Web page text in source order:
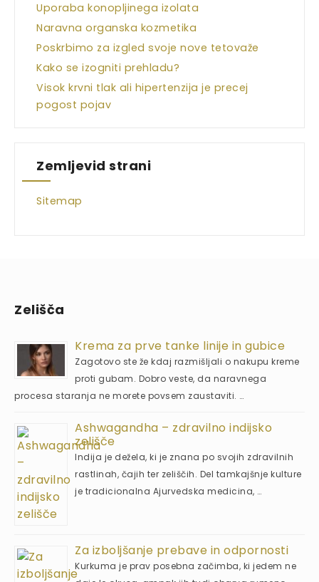
Uporaba konopljinega izolata
Naravna organska kozmetika
Poskrbimo za izgled svoje nove tetovaže
Kako se izogniti prehladu?
Visok krvni tlak ali hipertenzija je precej
pogost pojav
Zemljevid strani
Sitemap
Zelišča
Krema za prve tanke linije in gubice
Zagotovo ste že kdaj razmišljali o nakupu kreme
proti gubam. Dobro veste, da naravnega
procesa staranja ne morete povsem zaustaviti. …
Ashwagandha – zdravilno indijsko
zelišče
Indija je dežela, ki je znana po svojih zdravilnih
rastlinah, čajih ter zeliščih. Del tamkajšnje kulture
je tradicionalna Ajurvedska medicina, …
Za izboljšanje prebave in odpornosti
Kurkuma je prav posebna začimba, ki jedem ne